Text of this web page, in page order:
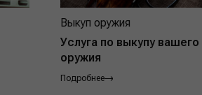
Выкуп оружия
Услуга по выкупу вашего
оружия
Подробнее